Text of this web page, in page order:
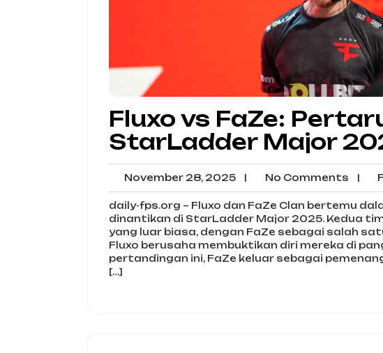
Fluxo vs FaZe:
StarLadder Major
November 28, 2025November
28,
2025
| No CommentsNo|
daily-fps.org – Fluxo dan FaZe Clan bertemu
dinantikan di StarLadder Major 2025. Kedua
yang luar biasa, dengan FaZe sebagai salah
Fluxo berusaha membuktikan diri mereka di
pertandingan ini, FaZe keluar sebagai
[…]